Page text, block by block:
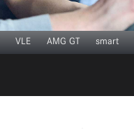
VLE AMG GT smart